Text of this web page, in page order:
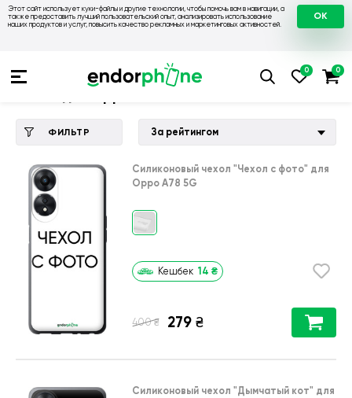
Этот сайт использует куки-файлы и другие технологии, чтобы помочь вам в навигации, а
также предоставить лучший пользовательский опыт, анализировать использование
наших продуктов и услуг, повысить качество рекламных и маркетинговых активностей.
OK
💙 Чехлы на Oppo 💛 Чехол для Oppo
ФИЛЬТР За рейтингом
Силиконовый чехол "Чехол с фото" для
Oppo A78 5G
Кешбек 14 ₴
400 ₴ 279 ₴
Силиконовый чехол "Дымчатый кот" для